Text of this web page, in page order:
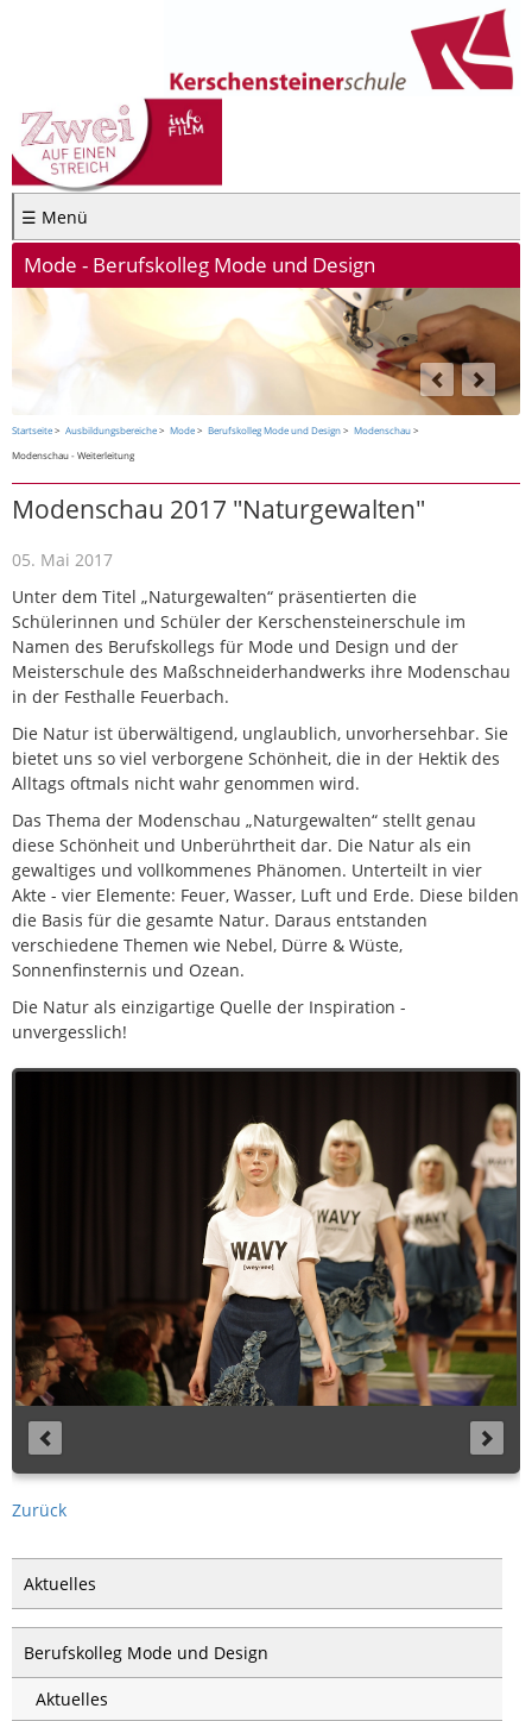
☰ Menü
Mode - Berufskolleg Mode und Design
Startseite Ausbildungsbereiche Mode Berufskolleg Mode und Design
Modenschau
Modenschau - Weiterleitung
Modenschau 2017 "Naturgewalten"
05. Mai 2017
Unter dem Titel „Naturgewalten“ präsentierten die
Schülerinnen und Schüler der Kerschensteinerschule im
Namen des Berufskollegs für Mode und Design und der
Meisterschule des Maßschneiderhandwerks ihre Modenschau
in der Festhalle Feuerbach.
Die Natur ist überwältigend, unglaublich, unvorhersehbar. Sie
bietet uns so viel verborgene Schönheit, die in der Hektik des
Alltags oftmals nicht wahr genommen wird.
Das Thema der Modenschau „Naturgewalten“ stellt genau
diese Schönheit und Unberührtheit dar. Die Natur als ein
gewaltiges und vollkommenes Phänomen. Unterteilt in vier
Akte - vier Elemente: Feuer, Wasser, Luft und Erde. Diese bilden
die Basis für die gesamte Natur. Daraus entstanden
verschiedene Themen wie Nebel, Dürre & Wüste,
Sonnenfinsternis und Ozean.
Die Natur als einzigartige Quelle der Inspiration -
unvergesslich!
Zurück
Aktuelles
Berufskolleg Mode und Design
Aktuelles